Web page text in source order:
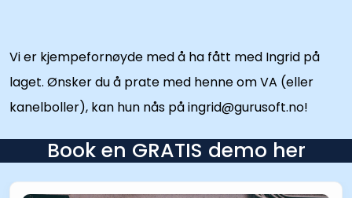
Vi er kjempefornøyde med å ha fått med Ingrid på
laget. Ønsker du å prate med henne om VA (eller
kanelboller), kan hun nås påingrid@gurusoft.no!
Book en GRATIS demo her